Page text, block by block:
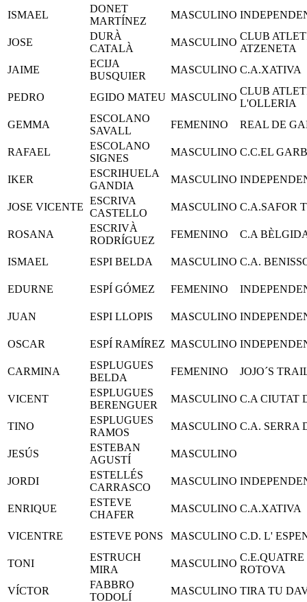
ISMAEL
DONET
MARTÍNEZ
MASCULINO
JOSE
DURÀ
CATALÀ
MASCULINO
CLUB
ATZENETA
JAIME
ECIJA
BUSQUIER
MASCULINO C.A.XATIVA
PEDRO EGIDO MATEU MASCULINO
CLUB
L'OLLERIA
GEMMA
ESCOLANO
SAVALL
FEMENINO REAL DE
RAFAEL
ESCOLANO
SIGNES
MASCULINO C.C.EL
IKER
ESCRIHUELA
GANDIA
MASCULINO
JOSE VICENTE
ESCRIVA
CASTELLO
MASCULINO C.A.SAFOR
ROSANA
ESCRIVÀ
RODRÍGUEZ
FEMENINO C.A
ISMAEL ESPI BELDA MASCULINO C.A.
EDURNE ESPÍ GÓMEZ FEMENINO
JUAN ESPI LLOPIS MASCULINO
OSCAR ESPÍ RAMÍREZ MASCULINO
CARMINA
ESPLUGUES
BELDA
FEMENINO JOJO´S
VICENT
ESPLUGUES
BERENGUER
MASCULINO C.A CIUTAT
TINO
ESPLUGUES
RAMOS
MASCULINO C.A. SERRA
JESÚS
ESTEBAN
AGUSTÍ
MASCULINO
JORDI
ESTELLÉS
CARRASCO
MASCULINO
ENRIQUE
ESTEVE
CHAFER
MASCULINO C.A.XATIVA
VICENTRE ESTEVE PONS MASCULINO C.D. L'
TONI
ESTRUCH
MIRA
MASCULINO
C.E.QUATRE
ROTOVA
VÍCTOR
FABBRO
TODOLÍ
MASCULINO TIRA TU